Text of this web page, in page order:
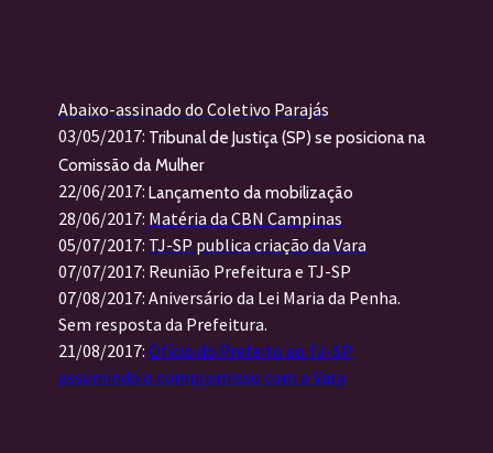
Abaixo-assinado do Coletivo Parajás
03/05/2017: Tribunal de Justiça (SP) se posiciona na
Comissão da Mulher
22/06/2017: Lançamento da mobilização
28/06/2017: Matéria da CBN Campinas
05/07/2017: TJ-SP publica criação da Vara
07/07/2017: Reunião Prefeitura e TJ-SP
07/08/2017: Aniversário da Lei Maria da Penha.
Sem resposta da Prefeitura.
21/08/2017: Ofício do Prefeito ao TJ-SP
assumindo o compromisso com a Vara